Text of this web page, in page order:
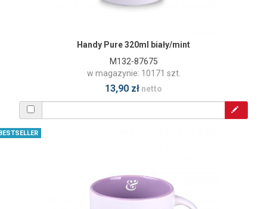
Handy Pure 320ml biały/mint
M132-87675
w magazynie: 10171 szt.
13,90 zł netto